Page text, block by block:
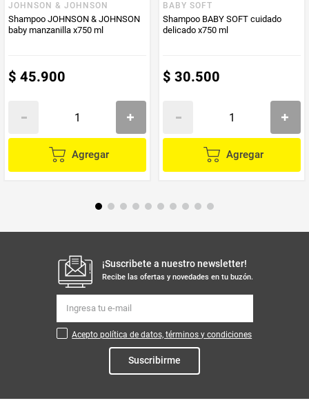
JOHNSON & JOHNSON
Shampoo JOHNSON & JOHNSON
baby manzanilla x750 ml
$ 45.900
Agregar
BABY SOFT
Shampoo BABY SOFT cuidado
delicado x750 ml
$ 30.500
Agregar
¡Suscribete a nuestro newsletter!
Recibe las ofertas y novedades en tu buzón.
Acepto política de datos, términos y condiciones
Suscribirme